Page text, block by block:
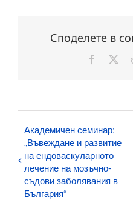
Споделете в
Facebook
Академичен семинар:
„Въвеждане и развитие
на ендоваскуларното
лечение на мозъчно-
съдови заболявания в
България“